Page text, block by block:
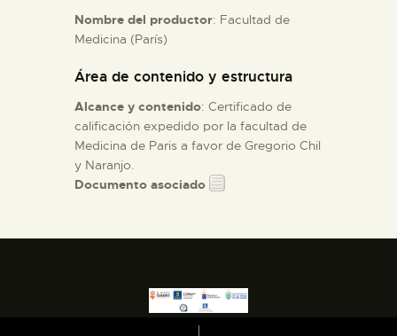
Nombre del productor: Facultad de
Medicina (París)
Área de contenido y estructura
Alcance y contenido: Certificado de
calificación expedido por la facultad de
Medicina de Paris a favor de Gregorio Chil
y Naranjo.
Documento asociado